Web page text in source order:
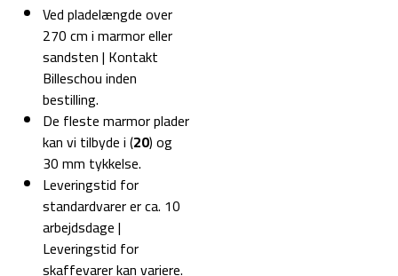
Ved pladelængde over
270 cm i marmor eller
sandsten | Kontakt
Billeschou inden
bestilling.
De fleste marmor plader
kan vi tilbyde i (20) og
30 mm tykkelse.
Leveringstid for
standardvarer er ca. 10
arbejdsdage |
Leveringstid for
skaffevarer kan variere.